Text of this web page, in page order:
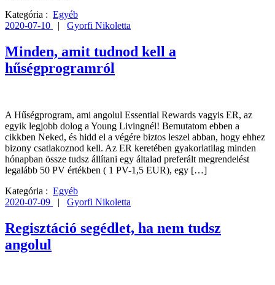
Kategória : Egyéb
2020-07-10
| Gyorfi Nikoletta
Minden, amit tudnod kell a
hűségprogramról
A Hűségprogram, ami angolul Essential Rewards vagyis ER, az
egyik legjobb dolog a Young Livingnél! Bemutatom ebben a
cikkben Neked, és hidd el a végére biztos leszel abban, hogy ehhez
bizony csatlakoznod kell. Az ER keretében gyakorlatilag minden
hónapban össze tudsz állítani egy általad preferált megrendelést
legalább 50 PV értékben ( 1 PV-1,5 EUR), egy […]
Kategória : Egyéb
2020-07-09
| Gyorfi Nikoletta
Regisztáció segédlet, ha nem tudsz
angolul